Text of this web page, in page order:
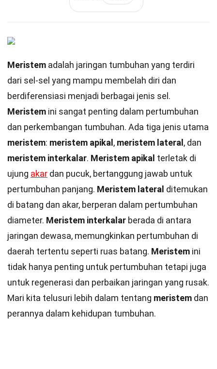
Meristem adalah jaringan tumbuhan yang terdiri
dari sel-sel yang mampu membelah diri dan
berdiferensiasi menjadi berbagai jenis sel.
Meristem ini sangat penting dalam pertumbuhan
dan perkembangan tumbuhan. Ada tiga jenis utama
meristem: meristem apikal , meristem lateral , dan
meristem interkalar. Meristem apikal terletak di
ujung akar dan pucuk, bertanggung jawab untuk
pertumbuhan panjang. Meristem lateral ditemukan
di batang dan akar, berperan dalam pertumbuhan
diameter. Meristem interkalar berada di antara
jaringan dewasa, memungkinkan pertumbuhan di
daerah tertentu seperti ruas batang. Meristem ini
tidak hanya penting untuk pertumbuhan tetapi juga
untuk regenerasi dan perbaikan jaringan yang rusak.
Mari kita telusuri lebih dalam tentang meristem dan
perannya dalam kehidupan tumbuhan.